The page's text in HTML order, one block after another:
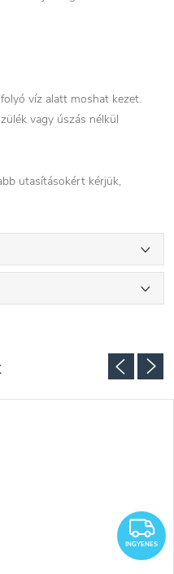
víz alatt moshat kezet.
vagy úszás nélkül
utasításokért kérjük,
INGYENES